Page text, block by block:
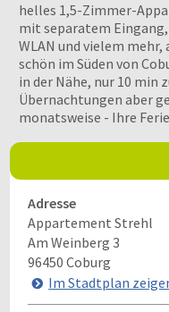
helles 1,5-Zimmer-
mit separatem
WLAN und vielem
schön im Süden von
in der Nähe, nur 10 min
Übernachtungen aber
monatsweise - Ihre
Adresse
Appartement Strehl
Am Weinberg 3
96450 Coburg
Im Stadtplan